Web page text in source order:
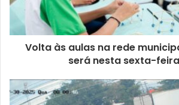
Volta às aulas na rede
será nesta sexta-